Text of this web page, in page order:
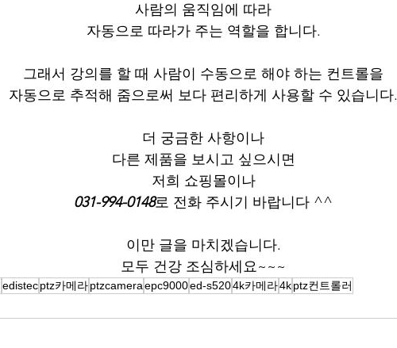
사람의 움직임에 따라
자동으로 따라가 주는 역할을 합니다.
그래서 강의를 할 때 사람이 수동으로 해야 하는 컨트롤을
자동으로 추적해 줌으로써 보다 편리하게 사용할 수 있습니다.
더 궁금한 사항이나
다른 제품을 보시고 싶으시면
저희 쇼핑몰이나
031-994-0148로 전화 주시기 바랍니다 ^^
이만 글을 마치겠습니다.
모두 건강 조심하세요~~~
edistecptz카메라ptzcameraepc9000ed-s5204k카메라4kptz컨트롤러